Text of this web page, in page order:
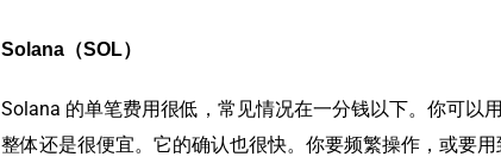
Solana（SOL）
Solana 的单笔费用很低，常见情况在一分钱以下。你可以
整体还是很便宜。它的确认也很快。你要频繁操作，或要